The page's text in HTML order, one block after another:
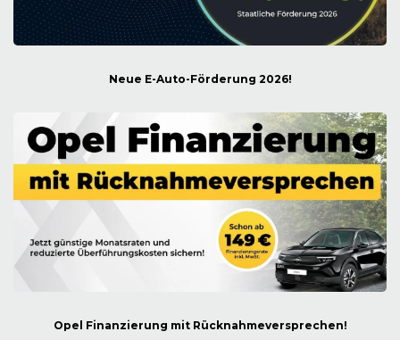
Neue E-Auto-Förderung 2026!
Opel Finanzierung mit Rücknahmeversprechen!